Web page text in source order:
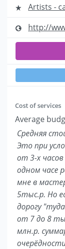
Artists -
http://
Cost of services
Average
Средняя
Это при
от 3-х
одном часе
мне в
5тыс.р. Но
дорогу
от 7 до 8
млн.р.